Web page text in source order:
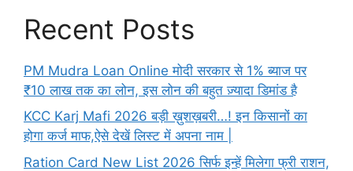
Recent Posts
PM Mudra Loan Online मोदी सरकार से 1% ब्याज पर
₹10 लाख तक का लोन, इस लोन की बहुत ज़्यादा डिमांड है
KCC Karj Mafi 2026 बड़ी ख़ुशख़बरी…! इन किसानों का
होगा कर्ज माफ,ऐसे देखें लिस्ट में अपना नाम |
Ration Card New List 2026 सिर्फ इन्हें मिलेगा फ्री राशन,